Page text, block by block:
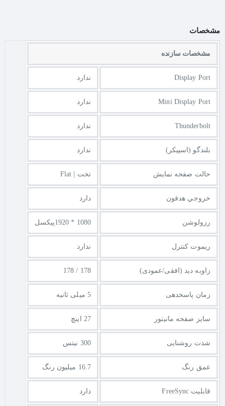
مشخصات
مشخصات سازنده
Display Port ندارد
Mini Display Port ندارد
Thunderbolt ندارد
بلندگو (اسپیکر) ندارد
حالت صفحه نمایش تخت | Flat
خروجي هدفون دارد
رزولوشن 1080 * 1920پیکسل
ریموت کنترل ندارد
زاویه دید (افقی/عمودی) 178 / 178
زمان پاسخدهی 5 میلی ثانیه
سایز صفحه مانیتور 27 اینچ
شدت روشنایی 300 نیتس
عمق رنگ 16.7 میلیون رنگ
قابلیت FreeSync دارد